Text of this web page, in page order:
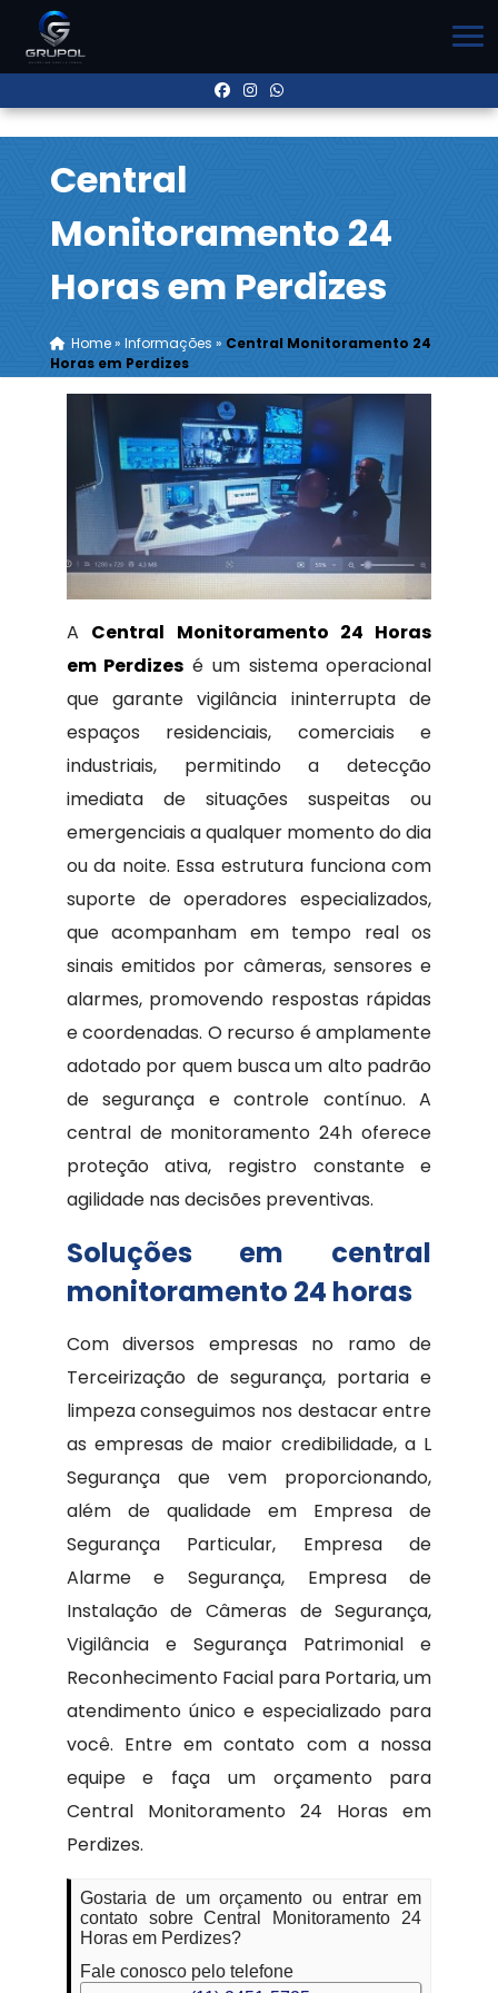
Central
Monitoramento 24
Horas em Perdizes
Home» Informações » Central Monitoramento 24
Horas em Perdizes
A Central Monitoramento 24 Horas
em Perdizes é um sistema operacional
que garante vigilância ininterrupta de
espaços residenciais, comerciais e
industriais, permitindo a detecção
imediata de situações suspeitas ou
emergenciais a qualquer momento do dia
ou da noite. Essa estrutura funciona com
suporte de operadores especializados,
que acompanham em tempo real os
sinais emitidos por câmeras, sensores e
alarmes, promovendo respostas rápidas
e coordenadas. O recurso é amplamente
adotado por quem busca um alto padrão
de segurança e controle contínuo. A
central de monitoramento 24h oferece
proteção ativa, registro constante e
agilidade nas decisões preventivas.
Soluções em central
monitoramento 24 horas
Com diversos empresas no ramo de
Terceirização de segurança, portaria e
limpeza conseguimos nos destacar entre
as empresas de maior credibilidade, a L
Segurança que vem proporcionando,
além de qualidade em Empresa de
Segurança Particular, Empresa de
Alarme e Segurança, Empresa de
Instalação de Câmeras de Segurança,
Vigilância e Segurança Patrimonial e
Reconhecimento Facial para Portaria, um
atendimento único e especializado para
você. Entre em contato com a nossa
equipe e faça um orçamento para
Central Monitoramento 24 Horas em
Perdizes.
Gostaria de um orçamento ou entrar em
contato sobre Central Monitoramento 24
Horas em Perdizes?
Fale conosco pelo telefone